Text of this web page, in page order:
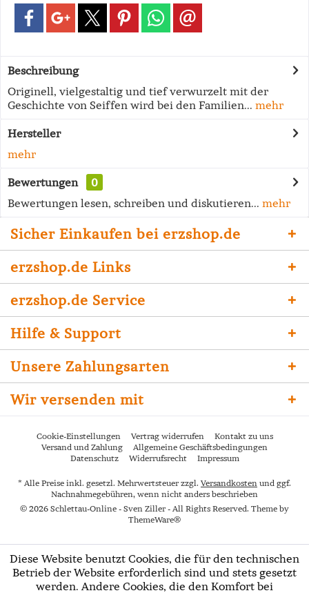
Beschreibung
Originell, vielgestaltig und tief verwurzelt mit der
Geschichte von Seiffen wird bei den Familien... mehr
Hersteller
mehr
Bewertungen
0
Bewertungen lesen, schreiben und diskutieren... mehr
Sicher Einkaufen bei erzshop.de
erzshop.de Links
erzshop.de Service
Hilfe & Support
Unsere Zahlungsarten
Wir versenden mit
Cookie-Einstellungen Vertrag widerrufen
Kontakt zu uns
Versand und Zahlung
Allgemeine Geschäftsbedingungen
Datenschutz
Widerrufsrecht Impressum
* Alle Preise inkl. gesetzl. Mehrwertsteuer zzgl. Versandkosten und ggf.
Nachnahmegebühren, wenn nicht anders beschrieben
© 2026 Schlettau-Online - Sven Ziller - All Rights Reserved. Theme by
ThemeWare®
Diese Website benutzt Cookies, die für den technischen
Betrieb der Website erforderlich sind und stets gesetzt
werden. Andere Cookies, die den Komfort bei